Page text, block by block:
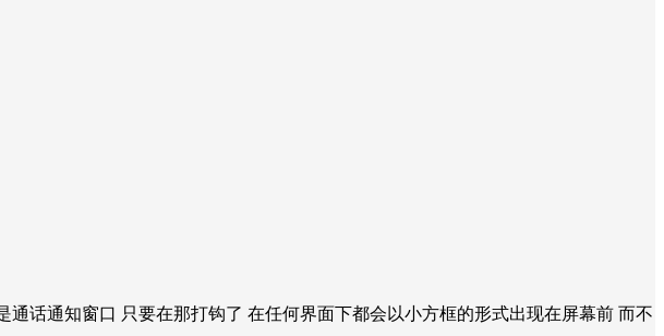
话通知窗口 只要在那打钩了 在任何界面下都会以小方框的形式出现在屏幕前 而不